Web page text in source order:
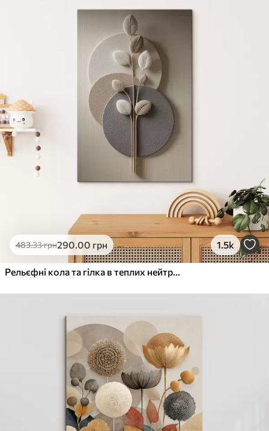
Яскраві, насичені кольори
Стійкість до вицвітання
Безпечне чорнило без запаху
Поверхня з текстурою полотна
Екологічний матеріал
Преміум
Від363
Яскраві, насичені кольори
Стійкість до вицвітання
Безпечне чорнило без запаху
Поверхня з текстурою полотна
Еко-Преміум
.00грн
✓Яскраві, насичені кольори
Поверхня з текстурою полотна
Екологічний матеріал
483.33грн290.00 грн 1.5k
Рельєфні кола та гілка в теплих нейтральних тонах